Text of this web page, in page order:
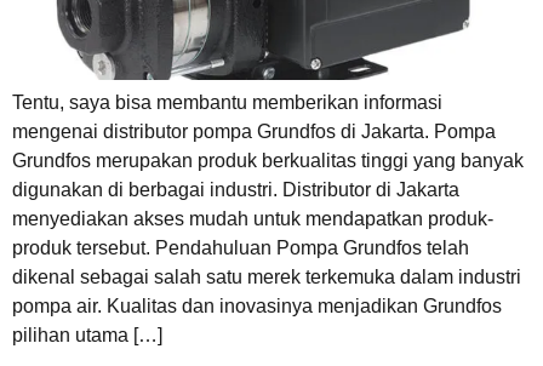
Tentu, saya bisa membantu memberikan informasi
mengenai distributor pompa Grundfos di Jakarta. Pompa
Grundfos merupakan produk berkualitas tinggi yang banyak
digunakan di berbagai industri. Distributor di Jakarta
menyediakan akses mudah untuk mendapatkan produk-
produk tersebut. Pendahuluan Pompa Grundfos telah
dikenal sebagai salah satu merek terkemuka dalam industri
pompa air. Kualitas dan inovasinya menjadikan Grundfos
pilihan utama […]